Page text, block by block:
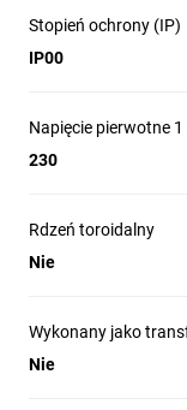
Stopień ochrony (IP)
IP00
Napięcie pierwotne
230
Rdzeń toroidalny
Nie
Wykonany jako
Nie